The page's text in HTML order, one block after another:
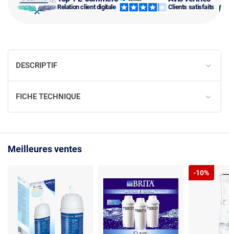
Relation client digitale Clients satisfaits
DESCRIPTIF
FICHE TECHNIQUE
Meilleures ventes
-10%